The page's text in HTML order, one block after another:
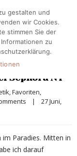
Sephora NY
, Favoriten
|
27 Juni,
im Paradies. Mitten in
ich darauf
gestalten und
wir Cookies.
stimmen Sie der
zu